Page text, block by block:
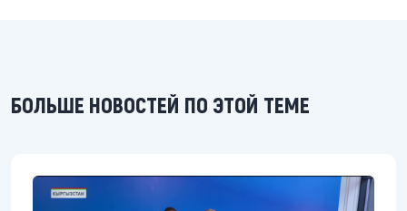
БОЛЬШЕ НОВОСТЕЙ ПО ЭТОЙ ТЕМЕ